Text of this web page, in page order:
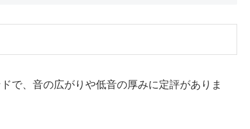
で、音の広がりや低音の厚みに定評がありま